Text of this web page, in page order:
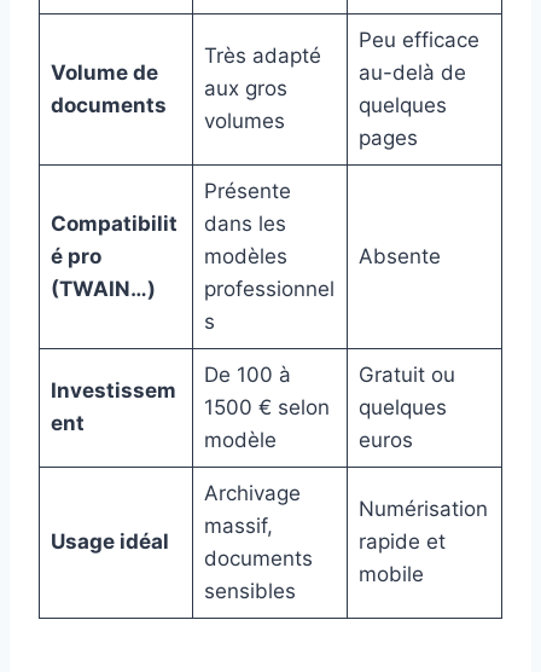
Volume de
documents
Très adapté
aux gros
volumes
Peu efficace
au-delà de
quelques
pages
Compatibilit
é pro
(TWAIN…)
Présente
dans les
modèles
professionnel
s
Absente
Investissem
ent
De 100 à
1500 € selon
modèle
Gratuit ou
quelques
euros
Usage idéal
Archivage
massif,
documents
sensibles
Numérisation
rapide et
mobile